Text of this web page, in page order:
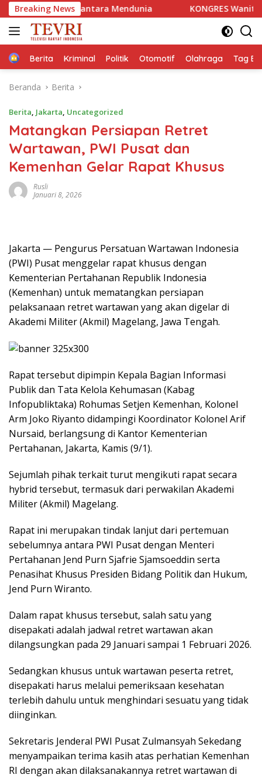
Langsung
ke
konten
Breaking News
Mendunia KONGRES Wanita Indonesia
HomeBerita Kriminal Politik Otomotif Olahraga Tag
Beranda Berita
Berita, Jakarta, Uncategorized
Matangkan Persiapan Retret
Wartawan, PWI Pusat dan
Kemenhan Gelar Rapat Khusus
Rusli
Januari 8, 2026
Jakarta — Pengurus Persatuan Wartawan Indonesia
(PWI) Pusat menggelar rapat khusus dengan
Kementerian Pertahanan Republik Indonesia
(Kemenhan) untuk mematangkan persiapan
pelaksanaan retret wartawan yang akan digelar di
Akademi Militer (Akmil) Magelang, Jawa Tengah.
Rapat tersebut dipimpin Kepala Bagian Informasi
Publik dan Tata Kelola Kehumasan (Kabag
Infopubliktaka) Rohumas Setjen Kemenhan, Kolonel
Arm Joko Riyanto didampingi Koordinator Kolonel Arif
Nursaid, berlangsung di Kantor Kementerian
Pertahanan, Jakarta, Kamis (9/1).
Sejumlah pihak terkait turut mengikuti rapat secara
hybrid tersebut, termasuk dari perwakilan Akademi
Militer (Akmil) Magelang.
Rapat ini merupakan tindak lanjut dari pertemuan
sebelumnya antara PWI Pusat dengan Menteri
Pertahanan Jend Purn Sjafrie Sjamsoeddin serta
Penasihat Khusus Presiden Bidang Politik dan Hukum,
Jend Purn Wiranto.
Dalam rapat khusus tersebut, salah satu yang
disepakati adalah jadwal retret wartawan akan
dilangsungkan pada 29 Januari sampai 1 Februari 2026.
Sedangkan khusus untuk wartawan peserta retret,
disepakati harus melalui pemeriksaan kesehatan
terlebih dahulu untuk menghindari sesuatu yang tidak
diinginkan.
Sekretaris Jenderal PWI Pusat Zulmansyah Sekedang
menyampaikan terima kasih atas perhatian Kemenhan
RI dengan akan dilaksanakannya retret wartawan di